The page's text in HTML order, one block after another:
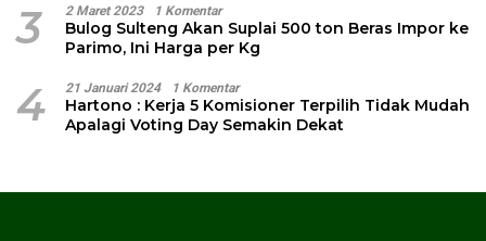
3 2 Maret 2023 1 Komentar
Bulog Sulteng Akan Suplai 500 ton Beras Impor ke
Parimo, Ini Harga per Kg
4 21 Januari 2024 1 Komentar
Hartono : Kerja 5 Komisioner Terpilih Tidak Mudah
Apalagi Voting Day Semakin Dekat